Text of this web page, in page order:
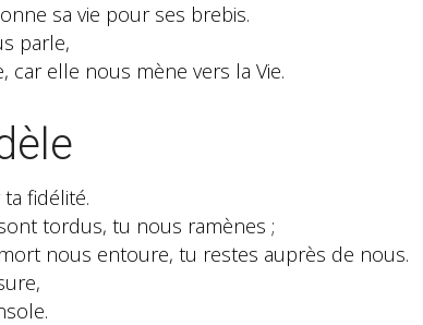
sa vie pour ses brebis.
parle,
car elle nous mène vers la Vie.
fidélité.
tordus, tu nous ramènes ;
nous entoure, tu restes auprès de nous.